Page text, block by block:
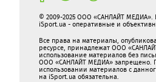
© 2009-2025 ООО «САНЛАЙТ
iSport.ua - оперативные и
Все права на материалы,
ресурсе, принадлежат ООО
использование материалов без
ООО «САНЛАЙТ МЕДИА» запрещено.
использовании материалов с
на iSport.ua обязательна.